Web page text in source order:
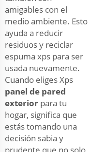
amigables con el
medio ambiente. Esto
ayuda a reducir
residuos y reciclar
espuma xps para ser
usada nuevamente.
Cuando eliges Xps
panel de pared
exterior para tu
hogar, significa que
estás tomando una
decisión sabia y
prudente que no solo